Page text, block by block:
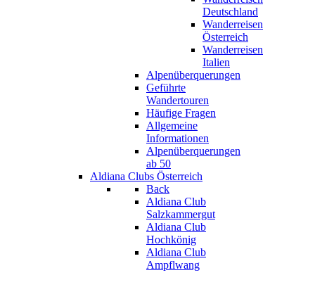
Deutschland
Wanderreisen
Österreich
Wanderreisen
Italien
Alpenüberquerungen
Geführte
Wandertouren
Häufige Fragen
Allgemeine
Informationen
Alpenüberquerungen
ab 50
Aldiana Clubs Österreich
Back
Aldiana Club
Salzkammergut
Aldiana Club
Hochkönig
Aldiana Club
Ampflwang